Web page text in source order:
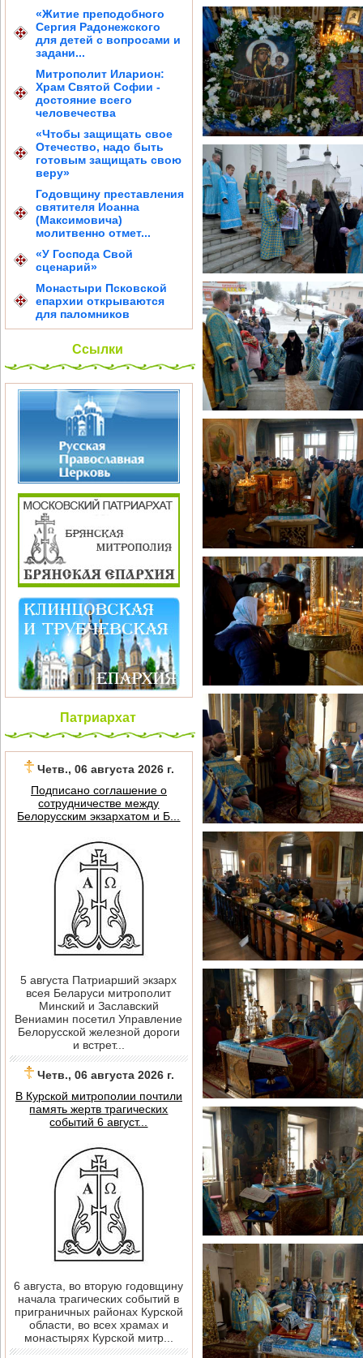
«Житие преподобного
Сергия Радонежского
для детей с вопросами и
задани...
Митрополит Иларион:
Храм Святой Софии -
достояние всего
человечества
«Чтобы защищать свое
Отечество, надо быть
готовым защищать свою
веру»
Годовщину преставления
святителя Иоанна
(Максимовича)
молитвенно отмет...
«У Господа Свой
сценарий»
Монастыри Псковской
епархии открываются
для паломников
Ссылки
Патриархат
Четв., 06 августа 2026 г.
Подписано соглашение о
сотрудничестве между
Белорусским экзархатом и Б...
5 августа Патриарший экзарх
всея Беларуси митрополит
Минский и Заславский
Вениамин посетил Управление
Белорусской железной дороги
и встрет...
Четв., 06 августа 2026 г.
В Курской митрополии почтили
память жертв трагических
событий 6 август...
6 августа, во вторую годовщину
начала трагических событий в
приграничных районах Курской
области, во всех храмах и
монастырях Курской митр...